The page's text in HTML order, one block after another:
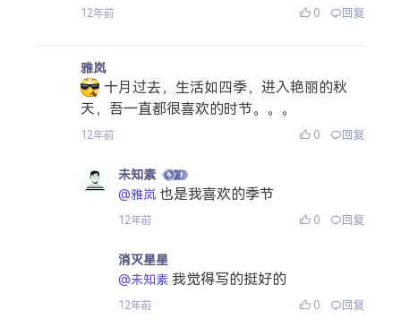
12年前 0 回复
雅岚
十月过去，生活如四季，进入艳丽的秋
天，吾一直都很喜欢的时节。。。
12年前 0 回复
未知素
@雅岚 也是我喜欢的季节
12年前 0 回复
消灭星星
@未知素 我觉得写的挺好的
12年前 0 回复